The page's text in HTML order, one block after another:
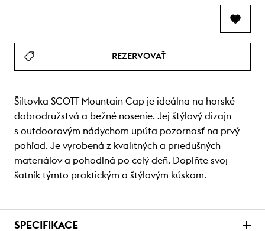
REZERVOVAŤ
Šiltovka SCOTT Mountain Cap je ideálna na horské
dobrodružstvá a bežné nosenie. Jej štýlový dizajn
s outdoorovým nádychom upúta pozornosť na prvý
pohľad. Je vyrobená z kvalitných a priedušných
materiálov a pohodlná po celý deň. Doplňte svoj
šatník týmto praktickým a štýlovým kúskom.
SPECIFIKACE